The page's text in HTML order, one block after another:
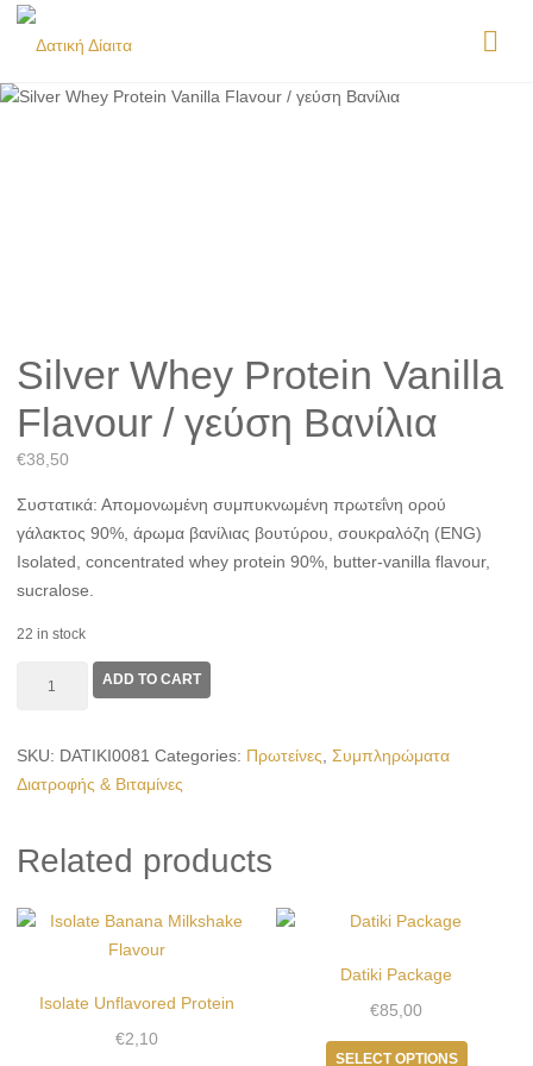
Silver Whey Protein Vanilla
Flavour / γεύση Βανίλια
€38,50
Συστατικά: Απομονωμένη συμπυκνωμένη πρωτεΐνη ορού
γάλακτος 90%, άρωμα βανίλιας βουτύρου, σουκραλόζη (ENG)
Isolated, concentrated whey protein 90%, butter-vanilla flavour,
sucralose.
22 in stock
Vanilla
Flavour
γεύση
Βανίλια
ADD TO CART
SKU: DATIKI0081 Categories: Πρωτείνες Συμπληρώματα
Διατροφής & Βιταμίνες
Related products
Isolate Unflavored Protein
€2,10
Datiki Package
€85,00
SELECT OPTIONS
This